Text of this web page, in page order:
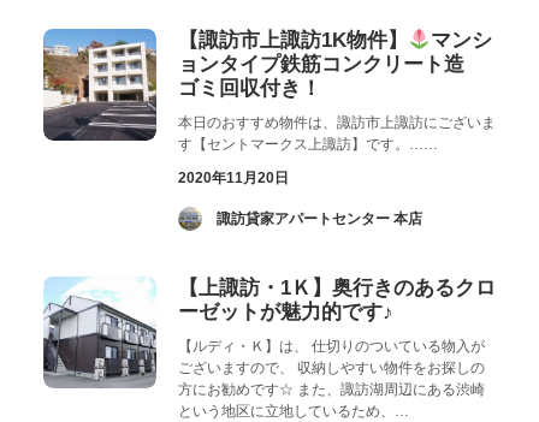
【諏訪市上諏訪1K物件】
マンシ
ョンタイプ鉄筋コンクリート造
ゴミ回収付き！
本日のおすすめ物件は、諏訪市上諏訪にございま
す【セントマークス上諏訪】です。……
2020年11月20日
­ 諏訪貸家アパートセンター 本店
【上諏訪・1Ｋ】奥行きのあるクロ
ーゼットが魅力的です♪
【ルディ・Ｋ】は、 仕切りのついている物入が
ございますので、 収納しやすい物件をお探しの
方にお勧めです☆ また、諏訪湖周辺にある渋崎
という地区に立地しているため、…